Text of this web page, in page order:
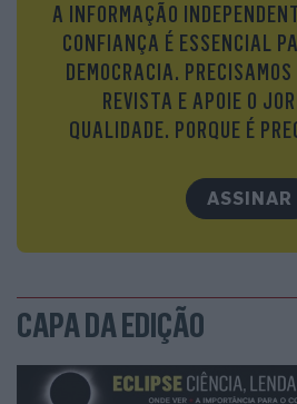
vídeos feitos com telemóveis
que seguia no banco da frente,
acesso, é possível ver um
bater no vidro, a abrir a porta
carro à força, enquanto este
insistentemente por que
aquilo, sem oferecer qualquer
João Martins atrás das costas
a mulher e o enteado tentam
da ação policial. João foi
A INFORMAÇÃO
CONFIANÇA É ESSENCIAL
DEMOCRACIA.
REVISTA E APOIE O
QUALIDADE. PORQUE É
ASSINAR
CAPA DA EDIÇÃO